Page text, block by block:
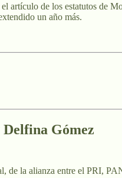
artículo de los estatutos de
un año más.
Gómez
de la alianza entre el PRI,